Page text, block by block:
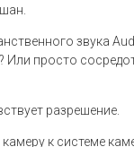
звука
просто
разрешение.
к системе